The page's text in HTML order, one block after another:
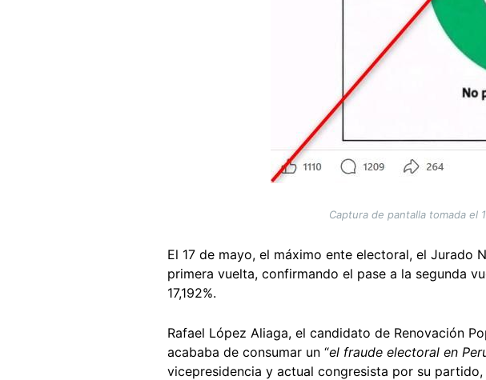
Captura de pantalla tomada el
El 17 de mayo, el máximo ente electoral, el Jurado
primera vuelta, confirmando el pase a la segunda
17,192%.
Rafael López Aliaga, el candidato de Renovación
acababa de consumar un “el fraude electoral en
vicepresidencia y actual congresista por su partido,